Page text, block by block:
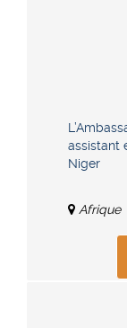
assistant
Niger
Afrique